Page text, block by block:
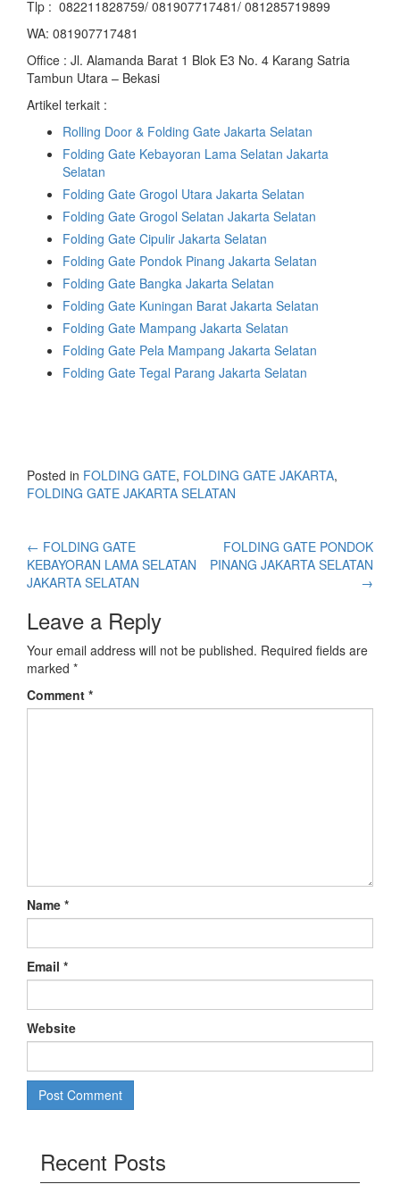
Tlp : 082211828759/ 081907717481/ 081285719899
WA: 081907717481
Office : Jl. Alamanda Barat 1 Blok E3 No. 4 Karang Satria
Tambun Utara – Bekasi
Artikel terkait :
Rolling Door & Folding Gate Jakarta Selatan
Folding Gate Kebayoran Lama Selatan Jakarta
Selatan
Folding Gate Grogol Utara Jakarta Selatan
Folding Gate Grogol Selatan Jakarta Selatan
Folding Gate Cipulir Jakarta Selatan
Folding Gate Pondok Pinang Jakarta Selatan
Folding Gate Bangka Jakarta Selatan
Folding Gate Kuningan Barat Jakarta Selatan
Folding Gate Mampang Jakarta Selatan
Folding Gate Pela Mampang Jakarta Selatan
Folding Gate Tegal Parang Jakarta Selatan
Posted in FOLDING GATE, FOLDING GATE JAKARTA,
FOLDING GATE JAKARTA SELATAN
← FOLDING GATE
KEBAYORAN LAMA SELATAN
JAKARTA SELATAN
FOLDING GATE PONDOK
PINANG JAKARTA SELATAN
→
Leave a Reply
Your email address will not be published. Required fields are
marked *
Comment *
Name *
Email *
Website
Recent Posts